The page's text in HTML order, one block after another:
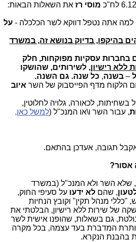
מוסי רז את השאלות הבאות:
למה אתה נטפל דווקא לשר הכלכלה - על
בהיקפו, בדיוק בנושא זה, במשרד
בחברות עסקיות מפוקחות, חלק
ללא רישיון, לשירותים, שהושקו
– בשנה, כל שנה. גם השנה.
הלקוח מדף הפייסבוק של השר איוב
לכאורה, גלויה לחלוטין,
, עבור השר ו\או המנכ"ל (למשל כאן,
תגובה, אעדכן בהתאם.
אסור?
שלא השר ולא המנכ"ל (במשרד
, שהם לא ידעו על סעיפי החוק,
"כללי מנהל תקין" וקובץ הנחיות
של שירות ללא רישיון, הבלטתי את
גם בשאלות, שהופנו אישית לשר
המדברת בעד עצמה, בכל מקרה
בהבנת הנקרא.